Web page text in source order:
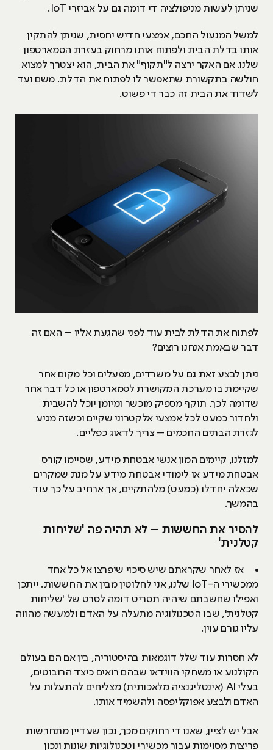
שניתן לעשות מניפולציה די דומה גם על אביזרי IoT.
למשל המנעול החכם, אמצעי חדיש יחסית, שניתן להתקין
אותו בדלת הבית ולפתוח אותו מרחוק בעזרת הסמארטפון
שלנו. אם האקר ירצה ל"תקוף" את הבית, הוא יצטרך למצוא
חולשה בתקשורת שתאפשר לו לפתוח את הדלת. משם ועד
לשדוד את הבית זה כבר די פשוט.
לפתוח את הדלת לבית עוד לפני שהגעת אליו – האם זה
דבר שבאמת אנחנו רוצים?
ניתן לבצע זאת גם על משרדים, מפעלים וכל מקום אחר
שקיימת בו מערכת המקושרת לסמארטפון או כל דבר אחר
שדומה לכך. תוקף מספיק מוכשר ומיומן יוכל להשבית
ולחדור כמעט לכל אמצעי אלקטרוני שקיים וכשזה מגיע
לגזרת הבתים החכמים – צריך לדאוג כפליים.
למזלנו, קיימים המון אנשי אבטחת מידע, שסיימו קורס
אבטחת מידע או לימודי אבטחת מידע על מנת שמקרים
שכאלה יחדלו (כמעט) מלהתקיים, אך ארחיב על כך עוד
בהמשך.
להסיר את החששות – לא תהיה פה 'שליחות
קטלנית'
אז לאחר שקראתם שיש סיכוי שיפרצו אל כל אחד
ממכשירי ה-IoT שלנו, אני לחלוטין מבין את החששות. ייתכן
ואפילו שחשבתם שיהיה תסריט דומה לסרט של 'שליחות
קטלנית', שבו הטכנולוגיה מתעלה על האדם ולמעשה מהווה
עליו גורם עוין.
לא חסרות עוד שלל דוגמאות בהיסטוריה, בין אם הם בעולם
הקולנוע או משחקי הווידאו שבהם רואים כיצד הרובוטים,
בעלי AI (אינטליגנציה מלאכותית) מצליחים להתעלות על
האדם ולבצע אפוקליפסה ולהשמיד אותו.
אבל יש לציין, שאנו די רחוקים מכך, נכון שעדיין מתחרשות
פריצות מסוימות עבור מכשירי וטכנולוגיות שונות ונכון